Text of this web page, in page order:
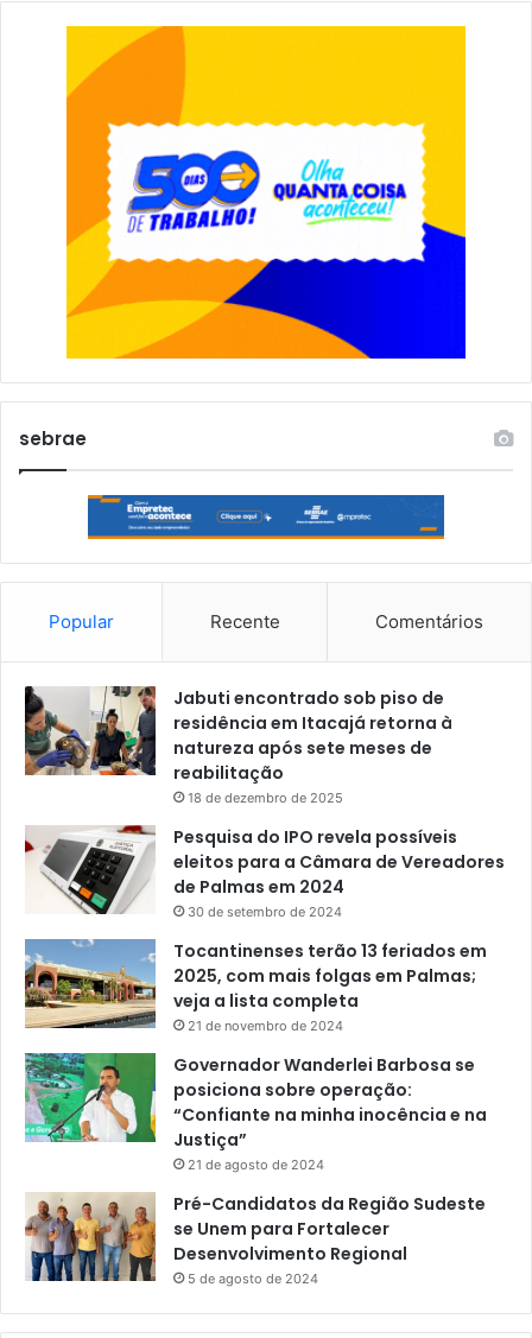
sebrae
Popular Recente Comentários
Jabuti encontrado sob piso de
residência em Itacajá retorna à
natureza após sete meses de
reabilitação
18 de dezembro de 2025
Pesquisa do IPO revela possíveis
eleitos para a Câmara de Vereadores
de Palmas em 2024
30 de setembro de 2024
Tocantinenses terão 13 feriados em
2025, com mais folgas em Palmas;
veja a lista completa
21 de novembro de 2024
Governador Wanderlei Barbosa se
posiciona sobre operação:
“Confiante na minha inocência e na
Justiça”
21 de agosto de 2024
Pré-Candidatos da Região Sudeste
se Unem para Fortalecer
Desenvolvimento Regional
5 de agosto de 2024